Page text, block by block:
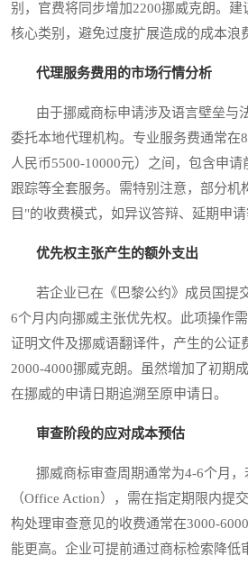
别，官费将同步增加2200挪威克朗。
核心类别，避免过度扩展造成的成本浪
代理服务费用的市场行情分析
由于挪威商标申请涉及语言壁垒与
委托本地代理机构。专业服务费通常在
人民币5500-10000元）之间，包含申
跟踪等全套服务。需特别注意，部分机
目"的收费模式，如异议答辩、延期申请
优先权主张产生的额外支出
若企业已在《巴黎公约》成员国提
6个月内向挪威主张优先权。此项操作
证明文件及挪威语翻译件，产生的公证
2000-4000挪威克朗。虽然增加了初期
在挪威的申请日期追溯至原申请日。
审查阶段的应对成本预估
挪威商标审查周期通常为4-6个月，
（Office Action），需在指定期限内提
构处理审查意见的收费通常在3000-
能更高。企业可提前通过商标检索降低